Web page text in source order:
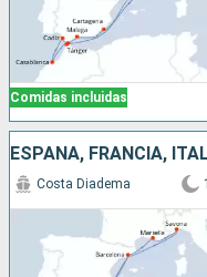
Comidas incluidas
ESPAÑA, FRANCIA,
Costa Diadema